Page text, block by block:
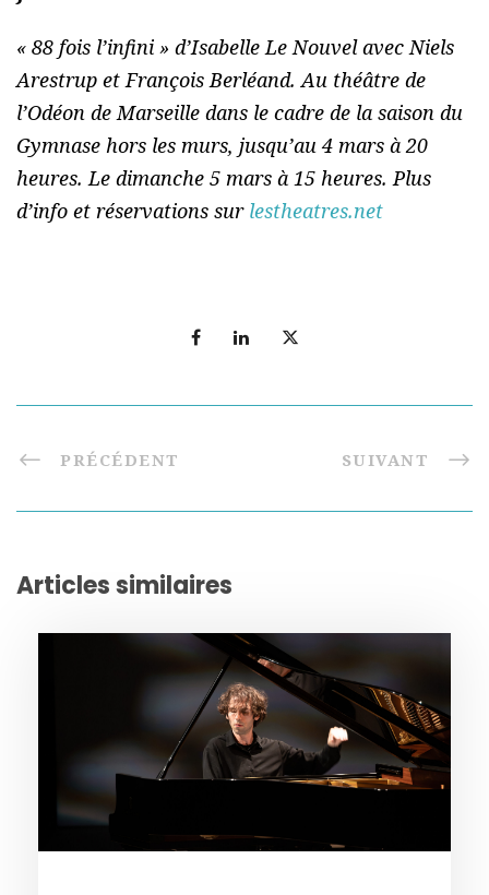
« 88 fois l’infini » d’Isabelle Le Nouvel avec Niels
Arestrup et François Berléand. Au théâtre de
l’Odéon de Marseille dans le cadre de la saison du
Gymnase hors les murs, jusqu’au 4 mars à 20
heures. Le dimanche 5 mars à 15 heures. Plus
d’info et réservations sur lestheatres.net
PRÉCÉDENT SUIVANT
Articles similaires